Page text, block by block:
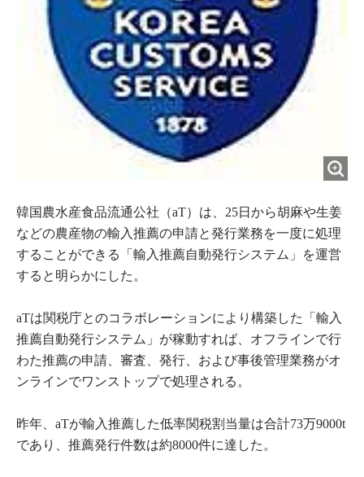
韓国農水産食品流通公社（aT）は、25日から胡麻や生姜
などの農産物の輸入推薦の申請と発行業務を一度に処理
することができる「輸入推薦自動発行システム」を運営
すると明らかにした。
aTは関税庁とのコラボレーションにより構築した「輸入
推薦自動発行システム」が稼動すれば、オフラインで行
わた推薦の申請、審査、発行、および事後管理業務がオ
ンラインでワンストップで処理される。
昨年、aTが輸入推薦した低率関税割当量は合計73万9000t
であり、推薦発行件数は約8000件に達した。